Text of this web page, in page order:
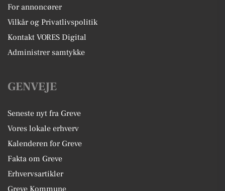
For annoncører
Vilkår og Privatlivspolitik
Kontakt VORES Digital
Administrer samtykke
GENVEJE
Seneste nyt fra Greve
Vores lokale erhverv
Kalenderen for Greve
Fakta om Greve
Erhvervsartikler
Greve Kommune